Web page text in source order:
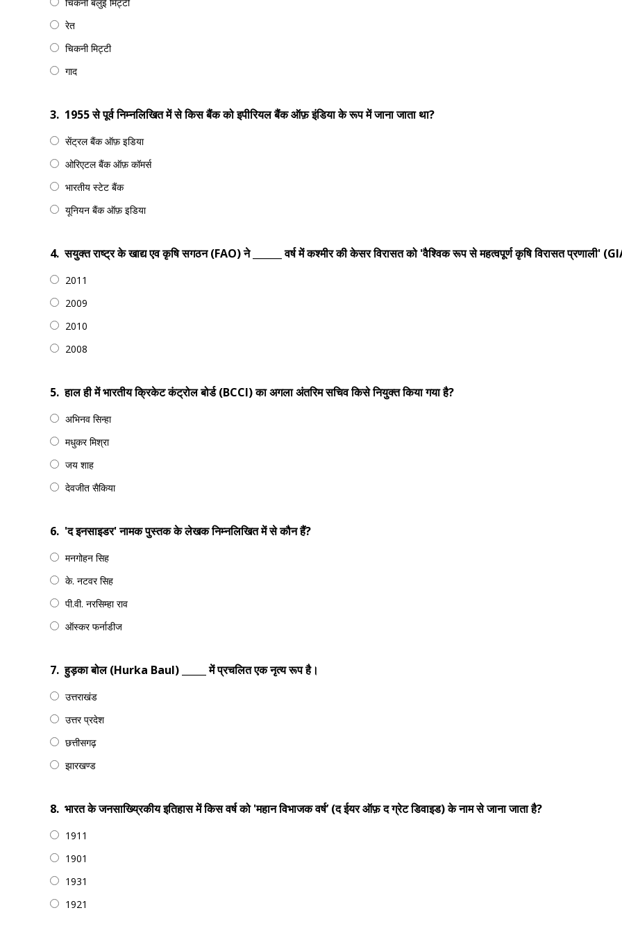
रेत
चिकनी मिट्टी
गाद
3. 1955 से पूर्व निम्नलिखित में से किस बैंक को इपीरियल बैंक ऑफ़ इंडिया के रूप में जाना जाता था?
सेंट्रल बैंक ऑफ़ इडिया
ओरिएटल बैंक ऑफ़ कॉमर्स
भारतीय स्टेट बैंक
यूनियन बैंक ऑफ़ इडिया
4. सयुक्त राष्ट्र के खाद्य एव कृषि सगठन (FAO) ने ______ वर्ष में कश्मीर की केसर विरासत को 'वैश्विक रूप से महत्वपूर्ण कृषि विरासत प्रणाली'
2011
2009
2010
2008
5. हाल ही में भारतीय क्रिकेट कंट्रोल बोर्ड (BCCI) का अगला अंतरिम सचिव किसे नियुक्त किया गया है?
अभिनव सिन्हा
मधुकर मिश्रा
जय शाह
देवजीत सैकिया
6. 'द इनसाइडर' नामक पुस्तक के लेखक निम्नलिखित में से कौन हैं?
मनगोहन सिह
के. नटवर सिह
पी.वी. नरसिम्हा राव
ऑस्कर फर्नाडीज
7. हुड़का बोल (Hurka Baul) _____ में प्रचलित एक नृत्य रूप है।
उत्तराखंड
उत्तर प्रदेश
छत्तीसगढ़
झारखण्ड
8. भारत के जनसाख्य्रिकीय इतिहास में किस वर्ष को 'महान विभाजक वर्ष’ (द ईयर ऑफ़ द ग्रेट डिवाइड) के नाम से जाना जाता है?
1911
1901
1931
1921